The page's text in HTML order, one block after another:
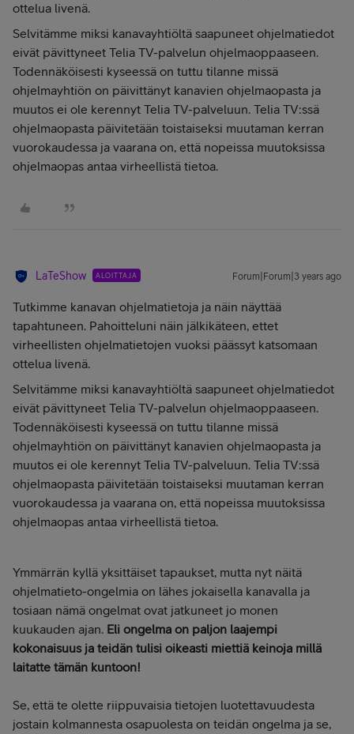
ottelua livenä.
Selvitämme miksi kanavayhtiöltä saapuneet ohjelmatiedot
eivät pävittyneet Telia TV-palvelun ohjelmaoppaaseen.
Todennäköisesti kyseessä on tuttu tilanne missä
ohjelmayhtiön on päivittänyt kanavien ohjelmaopasta ja
muutos ei ole kerennyt Telia TV-palveluun. Telia TV:ssä
ohjelmaopasta päivitetään toistaiseksi muutaman kerran
vuorokaudessa ja vaarana on, että nopeissa muutoksissa
ohjelmaopas antaa virheellistä tietoa.
LaTeShow ALOITTAJA Forum|Forum|3 years ago
Tutkimme kanavan ohjelmatietoja ja näin näyttää
tapahtuneen. Pahoitteluni näin jälkikäteen, ettet
virheellisten ohjelmatietojen vuoksi päässyt katsomaan
ottelua livenä.
Selvitämme miksi kanavayhtiöltä saapuneet ohjelmatiedot
eivät pävittyneet Telia TV-palvelun ohjelmaoppaaseen.
Todennäköisesti kyseessä on tuttu tilanne missä
ohjelmayhtiön on päivittänyt kanavien ohjelmaopasta ja
muutos ei ole kerennyt Telia TV-palveluun. Telia TV:ssä
ohjelmaopasta päivitetään toistaiseksi muutaman kerran
vuorokaudessa ja vaarana on, että nopeissa muutoksissa
ohjelmaopas antaa virheellistä tietoa.
Ymmärrän kyllä yksittäiset tapaukset, mutta nyt näitä
ohjelmatieto-ongelmia on lähes jokaisella kanavalla ja
tosiaan nämä ongelmat ovat jatkuneet jo monen
kuukauden ajan. Eli ongelma on paljon laajempi
kokonaisuus ja teidän tulisi oikeasti miettiä keinoja millä
laitatte tämän kuntoon!
Se, että te olette riippuvaisia tietojen luotettavuudesta
jostain kolmannesta osapuolesta on teidän ongelma ja se,